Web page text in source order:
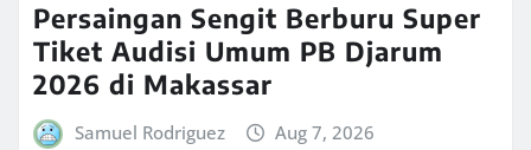
Persaingan Sengit Berburu Super
Tiket Audisi Umum PB Djarum
2026 di Makassar
Samuel Rodriguez Aug 7, 2026